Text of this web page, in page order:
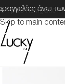
Skip to navigation
Skip to main
άνω